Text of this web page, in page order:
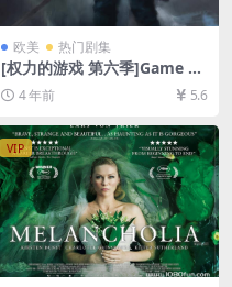
欧美 热门剧集
[权力的游戏 第六季]Game of
Thrones Season 6 (2016)[百
度网盘+迅雷云盘+阿里云盘资
GB][中英字幕]
4 年前 5.6
VIP